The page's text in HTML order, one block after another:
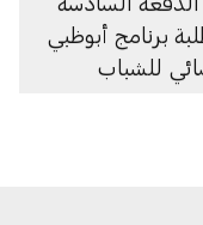
برنامج أبوظبي
للشباب